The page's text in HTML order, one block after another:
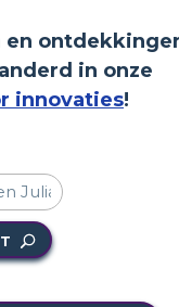
en
in onze
innovaties!